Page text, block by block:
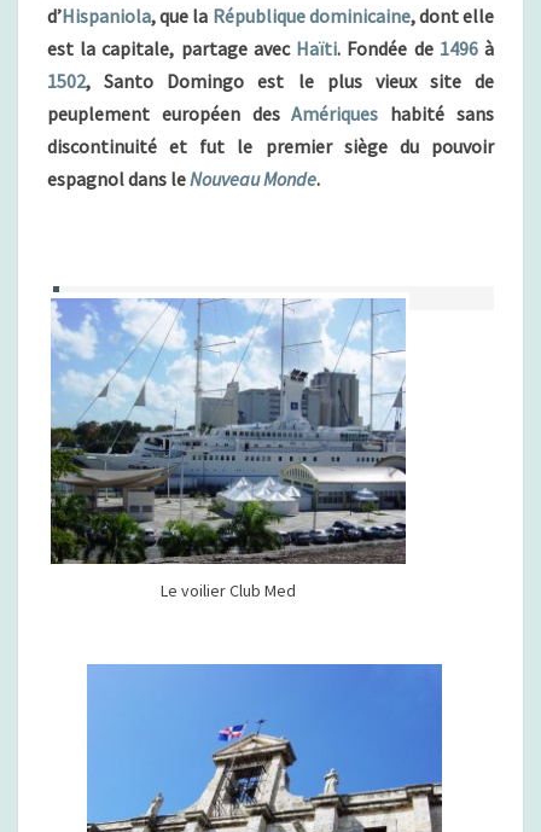
(
É
P
U
B
L
D
O
M
I
N
I
C
A
I
N
E
)
d’Hispaniola, que la République dominicaine, dont elle
est la capitale, partage avec Haïti. Fondée de 1496à
1502, Santo Domingo est le plus vieux site de
peuplement européen desAmériques habité sans
discontinuité et fut le premier siège du pouvoir
espagnol dans leNouveau Monde.
Le voilier Club Med